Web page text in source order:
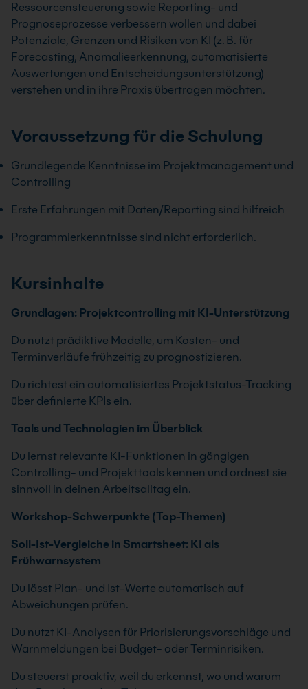
Ressourcensteuerung sowie Reporting- und
Prognoseprozesse verbessern wollen und dabei
Potenziale, Grenzen und Risiken von KI (z. B. für
Forecasting, Anomalieerkennung, automatisierte
Auswertungen und Entscheidungsunterstützung)
verstehen und in ihre Praxis übertragen möchten.
Voraussetzung für die Schulung
Grundlegende Kenntnisse im Projektmanagement und
Controlling
Erste Erfahrungen mit Daten/Reporting sind hilfreich
Programmierkenntnisse sind nicht erforderlich.
Kursinhalte
Grundlagen: Projektcontrolling mit KI-Unterstützung
Du nutzt prädiktive Modelle, um Kosten- und
Terminverläufe frühzeitig zu prognostizieren.
Du richtest ein automatisiertes Projektstatus-Tracking
über definierte KPIs ein.
Tools und Technologien im Überblick
Du lernst relevante KI-Funktionen in gängigen
Controlling- und Projekttools kennen und ordnest sie
sinnvoll in deinen Arbeitsalltag ein.
Workshop-Schwerpunkte (Top-Themen)
Soll-Ist-Vergleiche in Smartsheet: KI als
Frühwarnsystem
Du lässt Plan- und Ist-Werte automatisch auf
Abweichungen prüfen.
Du nutzt KI-Analysen für Priorisierungsvorschläge und
Warnmeldungen bei Budget- oder Terminrisiken.
Du steuerst proaktiv, weil du erkennst, wo und warum